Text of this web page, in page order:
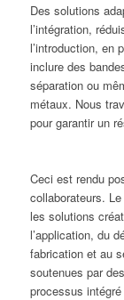
Des solutions
l’intégration,
l’introduction, en
inclure des
séparation ou
métaux. Nous
pour garantir un
Ceci est rendu
collaborateurs.
les solutions
l’application, du
fabrication et au
soutenues par
processus